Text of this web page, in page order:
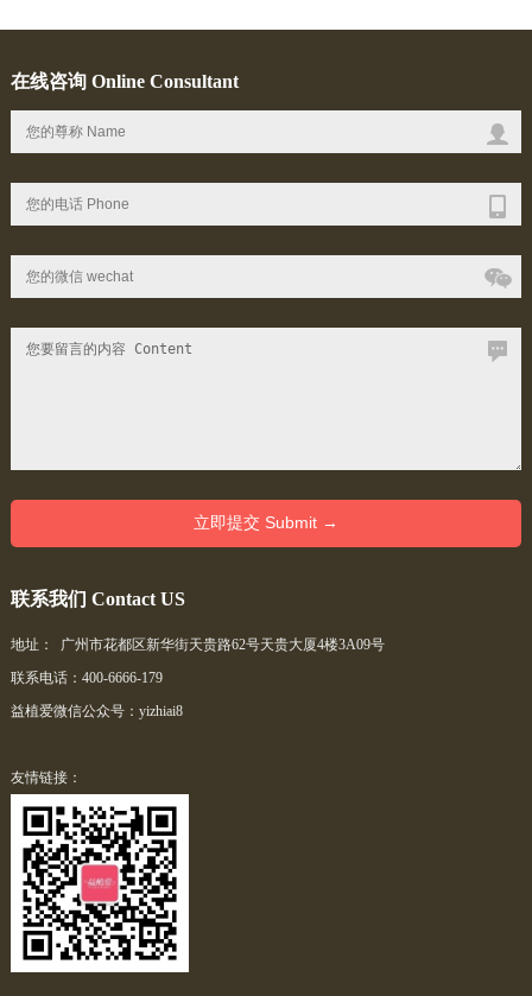
在线咨询 Online Consultant
联系我们 Contact US
地址： 广州市花都区新华街天贵路62号天贵大厦4楼3A09号
联系电话：400-6666-179
益植爱微信公众号：yizhiai8
友情链接：